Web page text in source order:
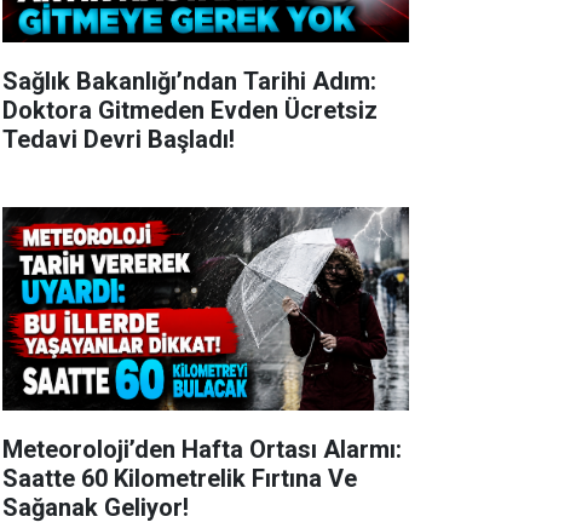
Sağlık Bakanlığı’ndan Tarihi Adım:
Doktora Gitmeden Evden Ücretsiz
Tedavi Devri Başladı!
Meteoroloji’den Hafta Ortası Alarmı:
Saatte 60 Kilometrelik Fırtına Ve
Sağanak Geliyor!